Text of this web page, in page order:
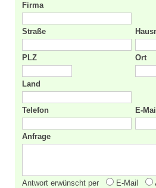
Firma
Straße
PLZ Ort
Land
Telefon E-Mail
Anfrage
Antwort erwünscht per E-Mail